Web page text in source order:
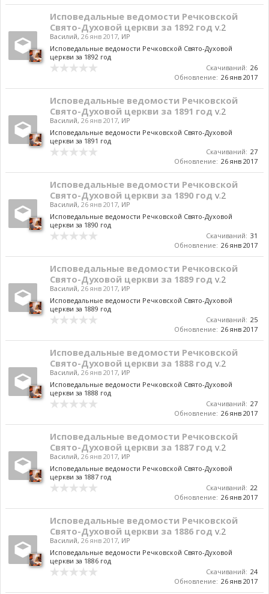
Исповедальные ведомости Речковской
Свято-Духовой церкви за 1892 год v.2
Василий, 26 янв 2017, ИР
Исповедальные ведомости Речковской Свято-Духовой
церкви за 1892 год
Скачиваний: 26
Обновление: 26 янв 2017
Исповедальные ведомости Речковской
Свято-Духовой церкви за 1891 год v.2
Василий, 26 янв 2017, ИР
Исповедальные ведомости Речковской Свято-Духовой
церкви за 1891 год
Скачиваний: 27
Обновление: 26 янв 2017
Исповедальные ведомости Речковской
Свято-Духовой церкви за 1890 год v.2
Василий, 26 янв 2017, ИР
Исповедальные ведомости Речковской Свято-Духовой
церкви за 1890 год
Скачиваний: 31
Обновление: 26 янв 2017
Исповедальные ведомости Речковской
Свято-Духовой церкви за 1889 год v.2
Василий, 26 янв 2017, ИР
Исповедальные ведомости Речковской Свято-Духовой
церкви за 1889 год
Скачиваний: 25
Обновление: 26 янв 2017
Исповедальные ведомости Речковской
Свято-Духовой церкви за 1888 год v.2
Василий, 26 янв 2017, ИР
Исповедальные ведомости Речковской Свято-Духовой
церкви за 1888 год
Скачиваний: 27
Обновление: 26 янв 2017
Исповедальные ведомости Речковской
Свято-Духовой церкви за 1887 год v.2
Василий, 26 янв 2017, ИР
Исповедальные ведомости Речковской Свято-Духовой
церкви за 1887 год
Скачиваний: 22
Обновление: 26 янв 2017
Исповедальные ведомости Речковской
Свято-Духовой церкви за 1886 год v.2
Василий, 26 янв 2017, ИР
Исповедальные ведомости Речковской Свято-Духовой
церкви за 1886 год
Скачиваний: 24
Обновление: 26 янв 2017